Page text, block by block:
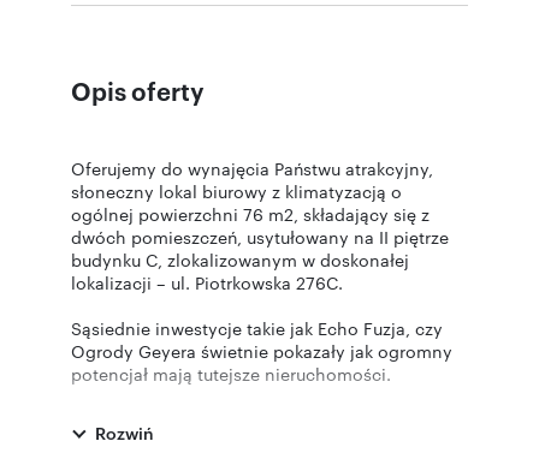
Opis oferty
Oferujemy do wynajęcia Państwu atrakcyjny,
słoneczny lokal biurowy z klimatyzacją o
ogólnej powierzchni 76 m2, składający się z
dwóch pomieszczeń, usytułowany na II piętrze
budynku C, zlokalizowanym w doskonałej
lokalizacji – ul. Piotrkowska 276C.
Sąsiednie inwestycje takie jak Echo Fuzja, czy
Ogrody Geyera świetnie pokazały jak ogromny
potencjał mają tutejsze nieruchomości.
nowoczesna i funkcjonalna przestrzeń biurowa
Rozwiń